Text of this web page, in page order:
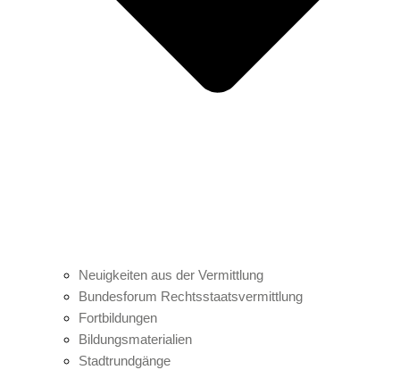
Neuigkeiten aus der Vermittlung
Bundesforum Rechtsstaatsvermittlung
Fortbildungen
Bildungsmaterialien
Stadtrundgänge